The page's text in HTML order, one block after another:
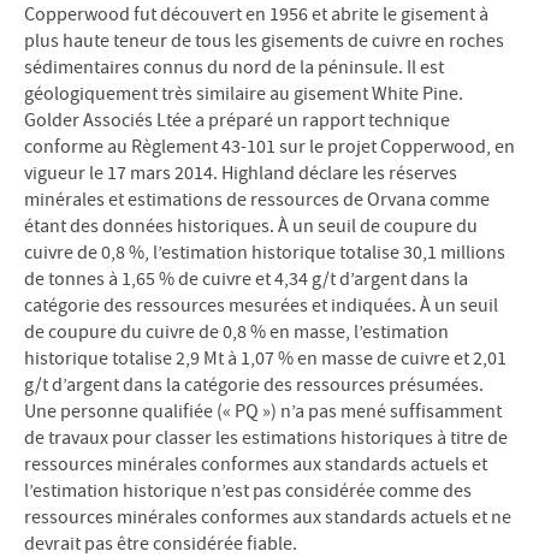
Copperwood fut découvert en 1956 et abrite le gisement à
plus haute teneur de tous les gisements de cuivre en roches
sédimentaires connus du nord de la péninsule. Il est
géologiquement très similaire au gisement White Pine.
Golder Associés Ltée a préparé un rapport technique
conforme au Règlement 43-101 sur le projet Copperwood, en
vigueur le 17 mars 2014. Highland déclare les réserves
minérales et estimations de ressources de Orvana comme
étant des données historiques. À un seuil de coupure du
cuivre de 0,8 %, l’estimation historique totalise 30,1 millions
de tonnes à 1,65 % de cuivre et 4,34 g/t d’argent dans la
catégorie des ressources mesurées et indiquées. À un seuil
de coupure du cuivre de 0,8 % en masse, l’estimation
historique totalise 2,9 Mt à 1,07 % en masse de cuivre et 2,01
g/t d’argent dans la catégorie des ressources présumées.
Une personne qualifiée (« PQ ») n’a pas mené suffisamment
de travaux pour classer les estimations historiques à titre de
ressources minérales conformes aux standards actuels et
l’estimation historique n’est pas considérée comme des
ressources minérales conformes aux standards actuels et ne
devrait pas être considérée fiable.